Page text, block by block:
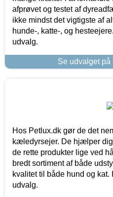
afprøvet og testet af
ikke mindst det vigtigste af
hunde-, katte-, og
udvalg.
Se udvalget på
Hos Petlux.dk gør de det
kæledyrsejer. De hjælper
de rette produkter lige ved
bredt sortiment af både
kvalitet til både hund og kat.
udvalg.